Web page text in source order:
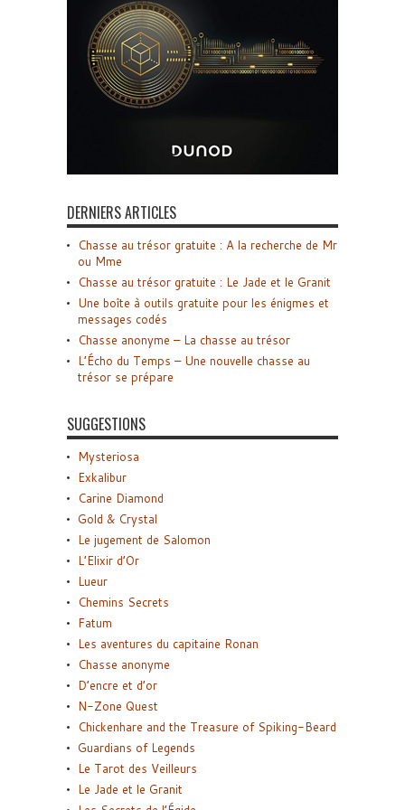
DERNIERS ARTICLES
Chasse au trésor gratuite : A la recherche de Mr
ou Mme
Chasse au trésor gratuite : Le Jade et le Granit
Une boîte à outils gratuite pour les énigmes et
messages codés
Chasse anonyme – La chasse au trésor
L’Écho du Temps – Une nouvelle chasse au
trésor se prépare
SUGGESTIONS
Mysteriosa
Exkalibur
Carine Diamond
Gold & Crystal
Le jugement de Salomon
L’Elixir d’Or
Lueur
Chemins Secrets
Fatum
Les aventures du capitaine Ronan
Chasse anonyme
D’encre et d’or
N-Zone Quest
Chickenhare and the Treasure of Spiking-Beard
Guardians of Legends
Le Tarot des Veilleurs
Le Jade et le Granit